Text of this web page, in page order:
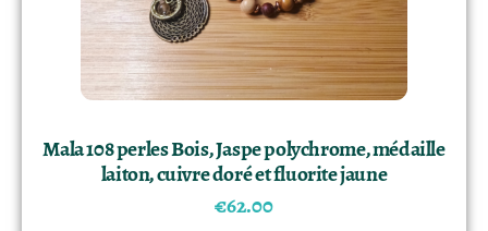
Mala 108 perles Bois, Jaspe polychrome, médaille
laiton, cuivre doré et fluorite jaune
€62.00